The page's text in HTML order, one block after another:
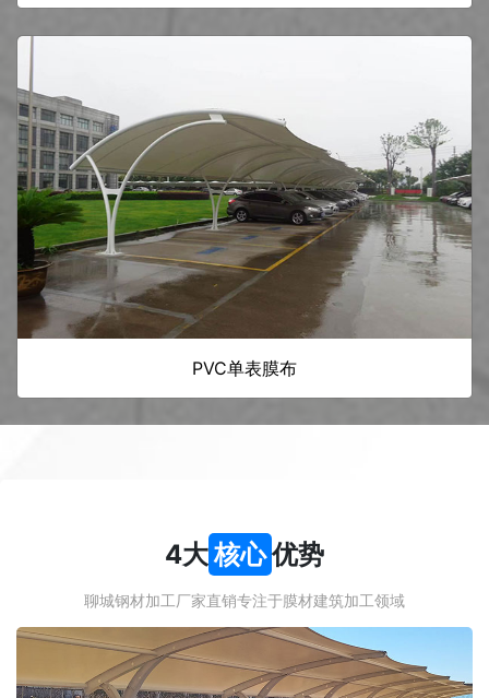
PVC单表膜布
4大核心优势
聊城钢材加工厂家直销专注于膜材建筑加工领域